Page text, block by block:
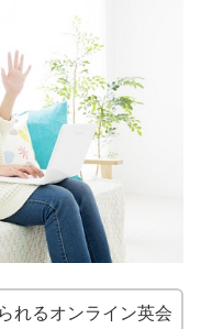
れるオンライン英会